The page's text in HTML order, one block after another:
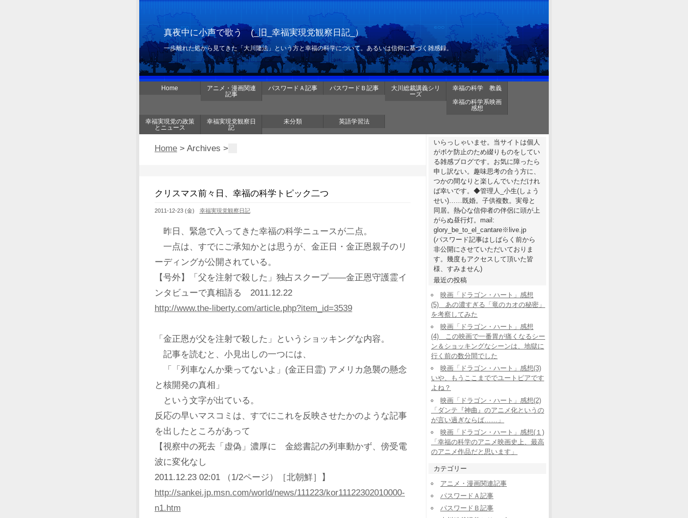
真夜中に小声で歌う (_旧_幸福実現党観察日記_）
一歩離れた処から見てきた「大川隆法」という方と幸福の科学について。あるいは信仰に基づく雑感録。
Home
アニメ・漫画関連
記事
パスワードＡ記事 パスワードＢ記事
大川総裁講義シリ
ーズ
幸福の科学 教義
幸福の科学系映画
感想
幸福実現党の政策
とニュース
幸福実現党観察日
記
未分類 英語学習法
Home > Archives >
クリスマス前々日、幸福の科学トピック二つ
2011-12-23 (金) 幸福実現党観察日記
昨日、緊急で入ってきた幸福の科学ニュースが二点。
一点は、すでにご承知かとは思うが、金正日・金正恩親子のリ
ーディングが公開されている。
【号外】「父を注射で殺した」独占スクープ――金正恩守護霊イ
ンタビューで真相語る 2011.12.22
http://www.the-liberty.com/article.php?item_id=3539
「金正恩が父を注射で殺した」というショッキングな内容。
記事を読むと、小見出しの一つには、
「「列車なんか乗ってないよ」(金正日霊) アメリカ急襲の懸念
と核開発の真相」
という文字が出ている。
反応の早いマスコミは、すでにこれを反映させたかのような記事
を出したところがあって
【視察中の死去「虚偽」濃厚に 金総書記の列車動かず、傍受電
波に変化なし
2011.12.23 02:01 （1/2ページ）［北朝鮮］】
http://sankei.jp.msn.com/world/news/111223/kor11122302010000-
n1.htm
いらっしゃいませ。当サイトは個人
がボケ防止のため綴りものをしてい
る雑感ブログです。お気に障ったら
申し訳ない。趣味思考の合う方に、
つかの間なりと楽しんでいただけれ
ば幸いです。◆管理人_小生(しょう
せい)……既婚。子供複数。実母と
同居。熱心な信仰者の伴侶に頭が上
がらぬ昼行灯。mail:
glory_be_to_el_cantare※live.jp
(パスワード記事はしばらく前から
非公開にさせていただいておりま
す。幾度もアクセスして頂いた皆
様、すみません)
最近の投稿
映画「ドラゴン・ハート」感想
(5) あの濃すぎる「竜のカオの秘密」
を考察してみた
映画「ドラゴン・ハート」感想
(4) この映画で一番胃が痛くなるシー
ン＆ショッキングなシーンは、地獄に
行く前の数分間でした
映画「ドラゴン・ハート」感想(3)
いや、もうここまででユートピアです
よね？
映画「ドラゴン・ハート」感想(2)
「ダンテ『神曲』のアニメ化というの
が言い過ぎならば……」
映画「ドラゴン・ハート」感想(１)
「幸福の科学のアニメ映画史上、最高
のアニメ作品だと思います」
カテゴリー
アニメ・漫画関連記事
パスワードＡ記事
パスワードＢ記事